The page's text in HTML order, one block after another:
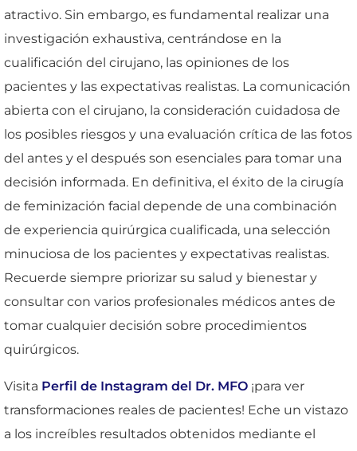
atractivo. Sin embargo, es fundamental realizar una
investigación exhaustiva, centrándose en la
cualificación del cirujano, las opiniones de los
pacientes y las expectativas realistas. La comunicación
abierta con el cirujano, la consideración cuidadosa de
los posibles riesgos y una evaluación crítica de las fotos
del antes y el después son esenciales para tomar una
decisión informada. En definitiva, el éxito de la cirugía
de feminización facial depende de una combinación
de experiencia quirúrgica cualificada, una selección
minuciosa de los pacientes y expectativas realistas.
Recuerde siempre priorizar su salud y bienestar y
consultar con varios profesionales médicos antes de
tomar cualquier decisión sobre procedimientos
quirúrgicos.
Visita Perfil de Instagram del Dr. MFO ¡para ver
transformaciones reales de pacientes! Eche un vistazo
a los increíbles resultados obtenidos mediante el